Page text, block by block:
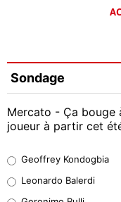
Sondage
Mercato - Ça bouge
joueur à partir cet
38%
Geoffrey Kondogbia
Leonardo Balerdi